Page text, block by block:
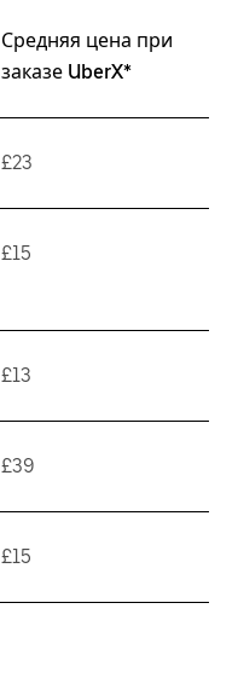
Средняя цена при
заказе UberX*
£23
£15
£13
£39
£15